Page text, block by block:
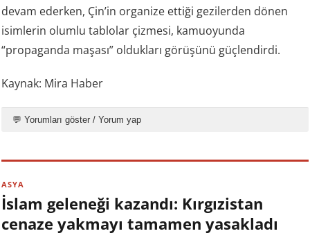
devam ederken, Çin’in organize ettiği gezilerden dönen
isimlerin olumlu tablolar çizmesi, kamuoyunda
“propaganda maşası” oldukları görüşünü güçlendirdi.
Kaynak: Mira Haber
💬 Yorumları göster / Yorum yap
ASYA
İslam geleneği kazandı: Kırgızistan
cenaze yakmayı tamamen yasakladı